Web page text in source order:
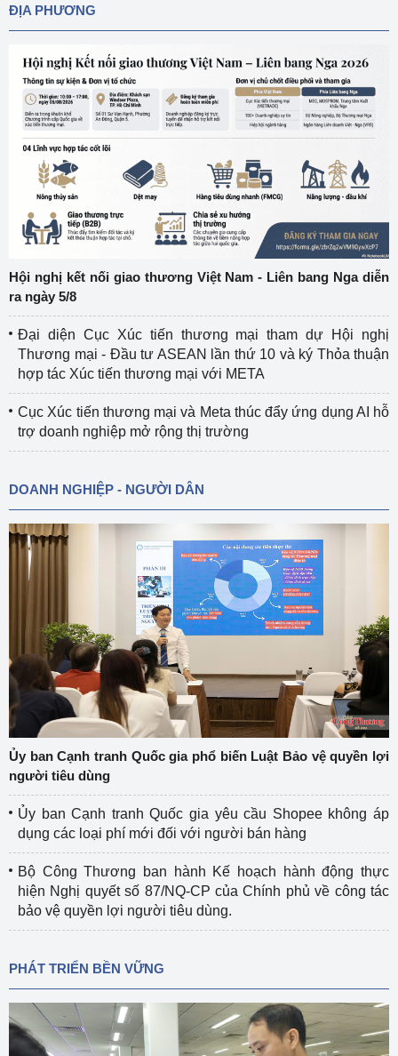
ĐỊA PHƯƠNG
Hội nghị kết nối giao thương Việt Nam - Liên bang Nga diễn
ra ngày 5/8
Đại diện Cục Xúc tiến thương mại tham dự Hội nghị
Thương mại - Đầu tư ASEAN lần thứ 10 và ký Thỏa thuận
hợp tác Xúc tiến thương mại với META
Cục Xúc tiến thương mại và Meta thúc đẩy ứng dụng AI hỗ
trợ doanh nghiệp mở rộng thị trường
DOANH NGHIỆP - NGƯỜI DÂN
Ủy ban Cạnh tranh Quốc gia phổ biến Luật Bảo vệ quyền lợi
người tiêu dùng
Ủy ban Cạnh tranh Quốc gia yêu cầu Shopee không áp
dụng các loại phí mới đối với người bán hàng
Bộ Công Thương ban hành Kế hoạch hành động thực
hiện Nghị quyết số 87/NQ-CP của Chính phủ về công tác
bảo vệ quyền lợi người tiêu dùng.
PHÁT TRIỂN BỀN VỮNG